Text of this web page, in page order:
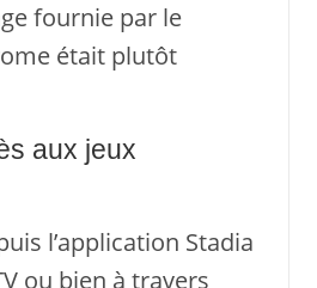
fournie par le
était plutôt
aux jeux
l’application Stadia
ou bien à travers